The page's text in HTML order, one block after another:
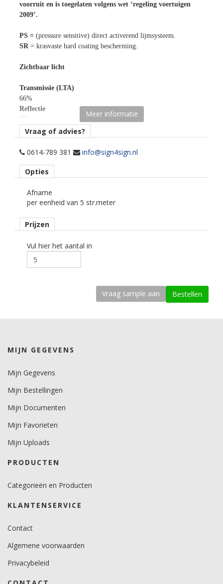
voorruit en is toegelaten volgens wet ‘regeling voertuigen
2009’.
PS = (pressure sensitive) direct activerend lijmsysteem.
SR= krasvaste hard coating bescherming.
Zichtbaar licht
Transmissie (LTA)
66%
Reflectie
8%
Schitteringsreductie
26%
72%
Reflectie
Absorptie
Schaduw coëfficiënt
Zonne warmte toetreding (ZTA)
IR reductie
IR energie reductie
Meer informatie
Vraag of advies?
0614-789 381 info@sign4sign.nl
Opties
Afname
per eenheid van 5 str.meter
Prijzen
Vul hier het aantal in
MIJN GEGEVENS
Mijn Gegevens
Mijn Bestellingen
Mijn Documenten
Mijn Favorieten
Mijn Uploads
PRODUCTEN
Categorieën en Producten
KLANTENSERVICE
Contact
Algemene voorwaarden
Privacybeleid